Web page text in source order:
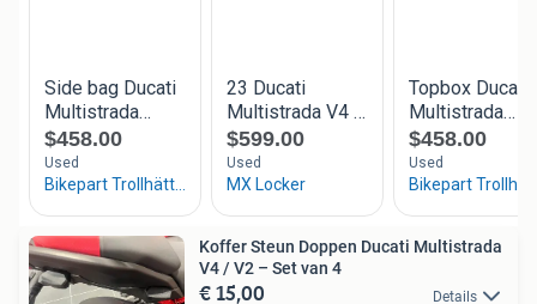
Koffer Steun Doppen Ducati Multistrada
V4 / V2 – Set van 4
€ 15,00 Details